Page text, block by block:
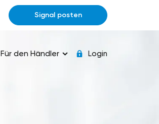
Signal posten
Für den Händler Login